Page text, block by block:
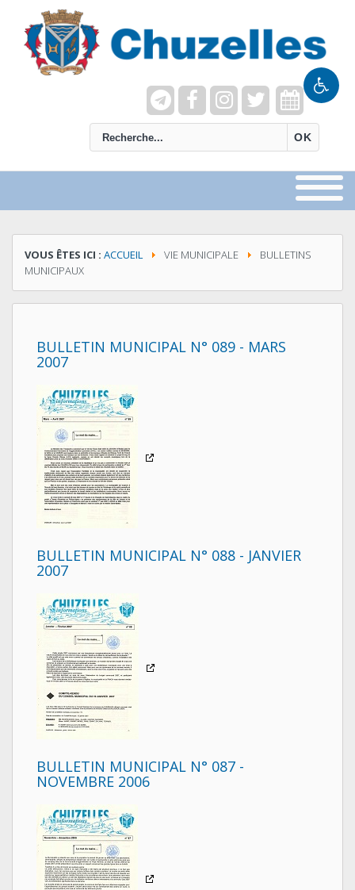
OK
VOUS ÊTES ICI : ACCUEIL VIE MUNICIPALE
BULLETINS
MUNICIPAUX
BULLETIN MUNICIPAL N° 089 - MARS
2007
BULLETIN MUNICIPAL N° 088 - JANVIER
2007
BULLETIN MUNICIPAL N° 087 -
NOVEMBRE 2006